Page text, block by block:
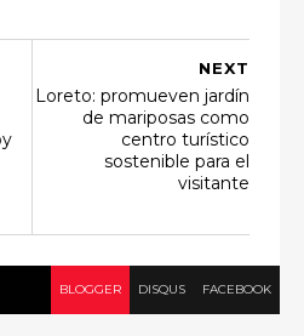
NEXT
Loreto: promueven jardín
de mariposas como
centro turístico
sostenible para el
visitante
BLOGGER DISQUS FACEBOOK